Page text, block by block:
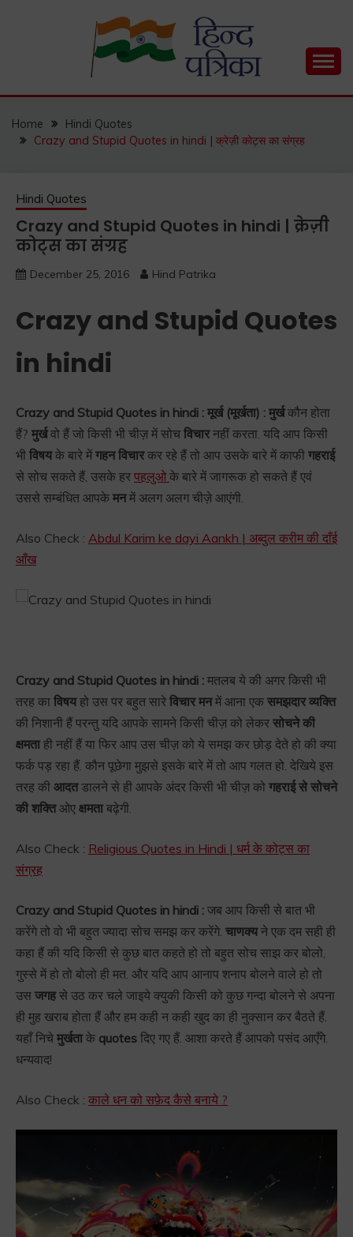
HIND PATRIKA
Status, Hindi Quotes, Hindi Inspirational Stories, Hindi
Home
Hindi Quotes
Crazy and Stupid Quotes in hindi | क्रेज़ी कोट्स का संग्रह
Hindi Quotes
Crazy and Stupid Quotes in hindi | क्रेज़ी
कोट्स का संग्रह
December 25, 2016 Hind Patrika
Crazy and Stupid Quotes
in hindi
Crazy and Stupid Quotes in hindi : मूर्ख (मूर्खता) : मुर्खकौन होता
हैं? मुर्खवो हैं जो किसी भी चीज़ में सोच विचारनहीं करता. यदि आप किसी
भी विषयके बारे में गहन विचारकर रहे हैं तो आप उसके बारे में काफी गहराई
से सोच सकते हैं, उसके हर पहलुओ के बारे में जागरूक हो सकते हैं एवं
उससे सम्बंधित आपके मनमें अलग अलग चीज़े आएंगी.
Also Check : Abdul Karim ke dayi Aankh | अब्दुल करीम की दाँई
आँख
Crazy and Stupid Quotes in hindi : मतलब ये की अगर किसी भी
तरह का विषयहो उस पर बहुत सारे विचार मनमें आना एक समझदार व्यक्ति
की निशानी हैं परन्तु यदि आपके सामने किसी चीज़ को लेकर सोचने की
क्षमताही नहीं हैं या फिर आप उस चीज़ को ये समझ कर छोड़ देते हो की क्या
फर्क पड़ रहा हैं. कौन पूछेगा मुझसे इसके बारे में तो आप गलत हो. देखिये इस
तरह की आदतडालने से ही आपके अंदर किसी भी चीज़ को गहराई से सोचने
की शक्तिओए क्षमताबढ़ेगी.
Also Check : Religious Quotes in Hindi | धर्म के कोट्स का
संग्रह
Crazy and Stupid Quotes in hindi : जब आप किसी से बात भी
करेंगे तो वो भी बहुत ज्यादा सोच समझ कर करेंगे. चाणक्यने एक दम सही ही
कहा हैं की यदि किसी से कुछ बात कहते हो तो बहुत सोच साझ कर बोलो,
गुस्से में हो तो बोलो ही मत. और यदि आप आनाप शनाप बोलने वाले हो तो
उस जगहसे उठ कर चले जाइये क्युकी किसी को कुछ गन्दा बोलने से अपना
ही मुह खराब होता हैं और हम कही न कही खुद का ही नुक्सान कर बैठते हैं.
यहाँ निचे मुर्खताके quotes दिए गए हैं. आशा करते हैं आपको पसंद आएँगे.
धन्यवाद!
Also Check : काले धन को सफ़ेद कैसे बनाये ?